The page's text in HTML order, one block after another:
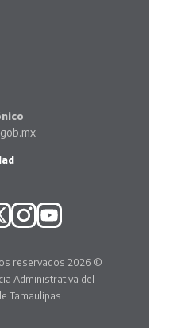
reservados 2026 ©
Administrativa del
Tamaulipas